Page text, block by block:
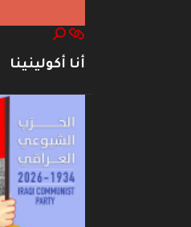
أنا أكولينينا